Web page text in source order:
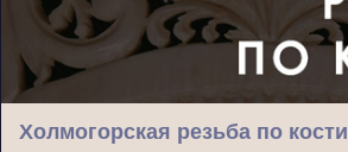
Холмогорская резьба по кости